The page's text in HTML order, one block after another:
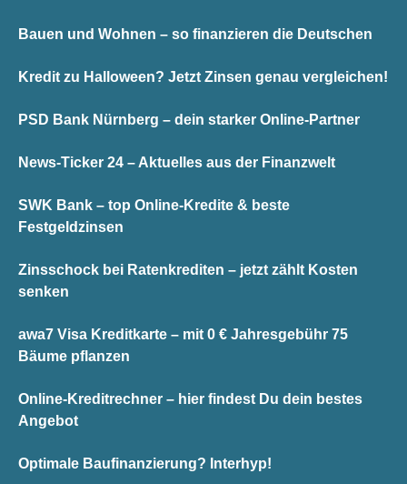
Bauen und Wohnen – so finanzieren die Deutschen
Kredit zu Halloween? Jetzt Zinsen genau vergleichen!
PSD Bank Nürnberg – dein starker Online-Partner
News-Ticker 24 – Aktuelles aus der Finanzwelt
SWK Bank – top Online-Kredite & beste
Festgeldzinsen
Zinsschock bei Ratenkrediten – jetzt zählt Kosten
senken
awa7 Visa Kreditkarte – mit 0 € Jahresgebühr 75
Bäume pflanzen
Online-Kreditrechner – hier findest Du dein bestes
Angebot
Optimale Baufinanzierung? Interhyp!